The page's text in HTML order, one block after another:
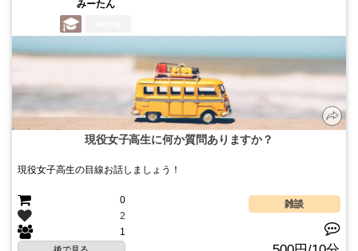
みーたん
現役女子高生に何か質問ありますか？
現役女子高生の目線お話しましょう！
0
2
1
雑談